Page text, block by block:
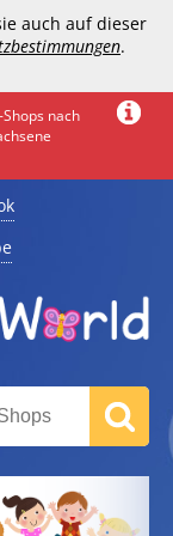
auch auf dieser
.
nach